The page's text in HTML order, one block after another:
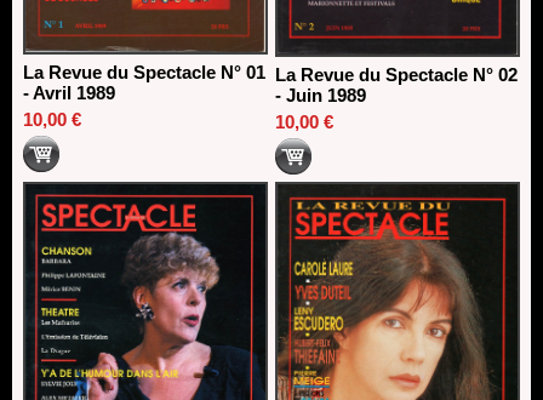
La Revue du Spectacle N° 01
- Avril 1989
10,00 €
La Revue du Spectacle N° 02
- Juin 1989
10,00 €